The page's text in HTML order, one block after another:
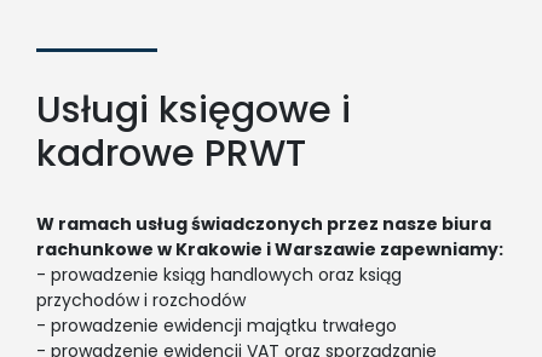
Usługi księgowe i
kadrowe PRWT
W ramach usług świadczonych przez nasze biura
rachunkowe w Krakowie i Warszawie zapewniamy:
- prowadzenie ksiąg handlowych oraz ksiąg
przychodów i rozchodów
- prowadzenie ewidencji majątku trwałego
- prowadzenie ewidencji VAT oraz sporządzanie